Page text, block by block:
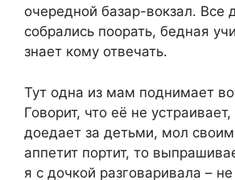
очередной базар-вокзал. Все
собрались поорать, бедная
знает кому отвечать.
Тут одна из мам поднимает
Говорит, что её не
доедает за детьми, мол
аппетит портит, то
я с дочкой разговаривала –